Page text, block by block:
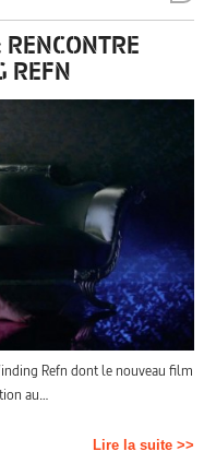
REFN
Refn dont le nouveau film
au…
Lire la suite >>